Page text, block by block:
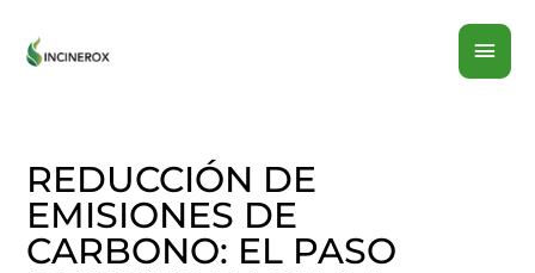
REDUCCIÓN DE
EMISIONES DE
CARBONO: EL PASO